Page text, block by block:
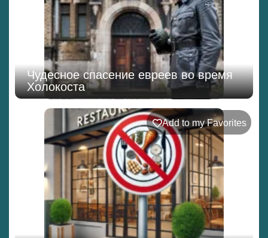
Чудесное спасение евреев во время
Холокоста
Add to my Favorites